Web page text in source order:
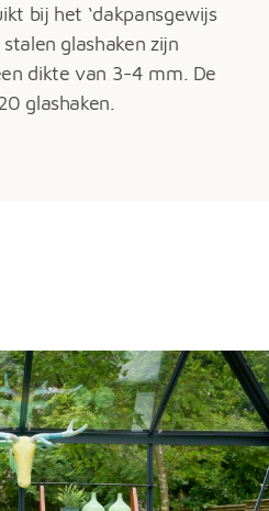
bij het ‘dakpansgewijs
glashaken zijn
dikte van 3-4 mm. De
glashaken.